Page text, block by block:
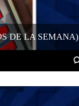
DE LA SEMANA)